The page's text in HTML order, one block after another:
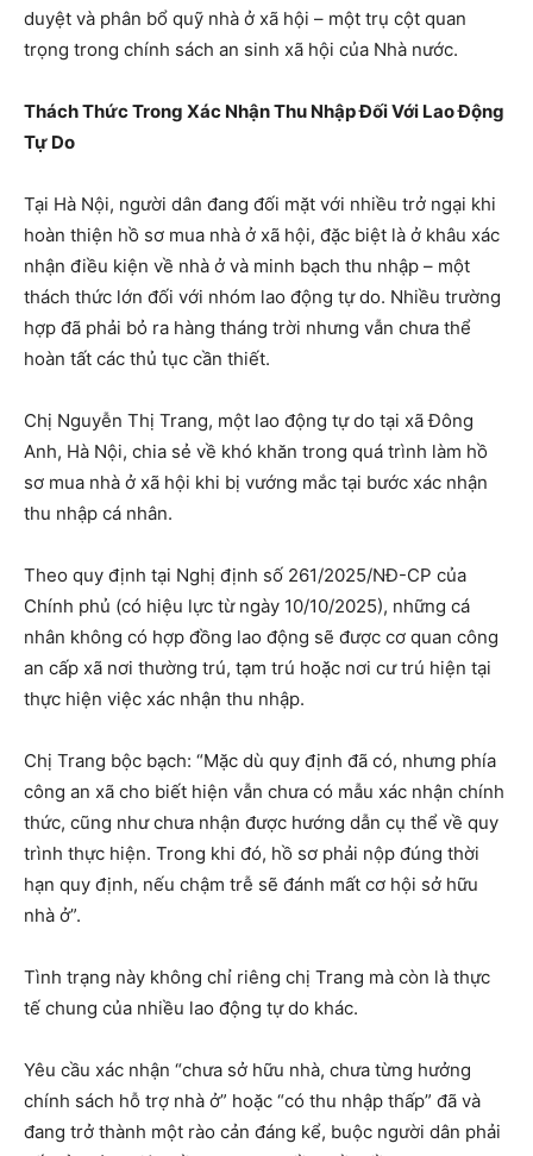
duyệt và phân bổ quỹ nhà ở xã hội – một trụ cột quan
trọng trong chính sách an sinh xã hội của Nhà nước.
Thách Thức Trong Xác Nhận Thu Nhập Đối Với Lao Động
Tự Do
Tại Hà Nội, người dân đang đối mặt với nhiều trở ngại khi
hoàn thiện hồ sơ mua nhà ở xã hội, đặc biệt là ở khâu xác
nhận điều kiện về nhà ở và minh bạch thu nhập – một
thách thức lớn đối với nhóm lao động tự do. Nhiều trường
hợp đã phải bỏ ra hàng tháng trời nhưng vẫn chưa thể
hoàn tất các thủ tục cần thiết.
Chị Nguyễn Thị Trang, một lao động tự do tại xã Đông
Anh, Hà Nội, chia sẻ về khó khăn trong quá trình làm hồ
sơ mua nhà ở xã hội khi bị vướng mắc tại bước xác nhận
thu nhập cá nhân.
Theo quy định tại Nghị định số 261/2025/NĐ-CP của
Chính phủ (có hiệu lực từ ngày 10/10/2025), những cá
nhân không có hợp đồng lao động sẽ được cơ quan công
an cấp xã nơi thường trú, tạm trú hoặc nơi cư trú hiện tại
thực hiện việc xác nhận thu nhập.
Chị Trang bộc bạch: “Mặc dù quy định đã có, nhưng phía
công an xã cho biết hiện vẫn chưa có mẫu xác nhận chính
thức, cũng như chưa nhận được hướng dẫn cụ thể về quy
trình thực hiện. Trong khi đó, hồ sơ phải nộp đúng thời
hạn quy định, nếu chậm trễ sẽ đánh mất cơ hội sở hữu
nhà ở”.
Tình trạng này không chỉ riêng chị Trang mà còn là thực
tế chung của nhiều lao động tự do khác.
Yêu cầu xác nhận “chưa sở hữu nhà, chưa từng hưởng
chính sách hỗ trợ nhà ở” hoặc “có thu nhập thấp” đã và
đang trở thành một rào cản đáng kể, buộc người dân phải